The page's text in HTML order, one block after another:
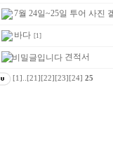
7월 24일~25일 투어 사진
바다 [1]
견적서
[1] [21] [22] [23] [24] 25